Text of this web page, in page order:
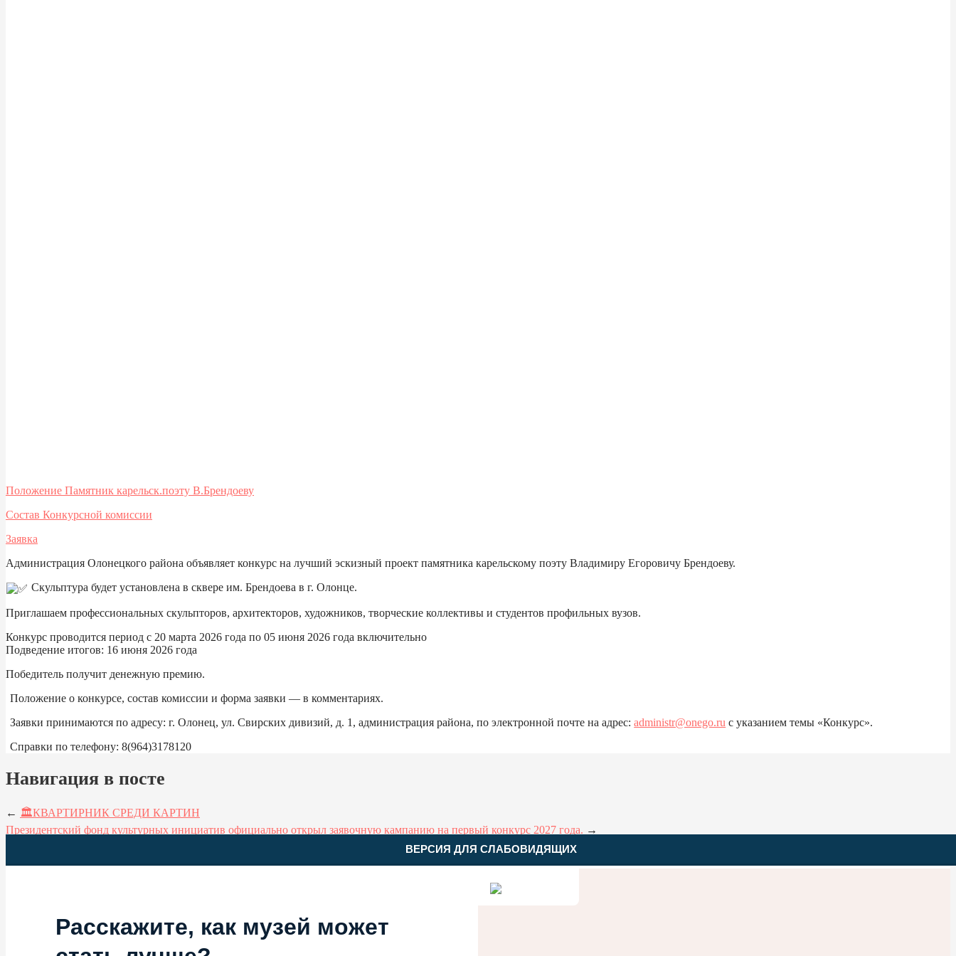
Положение Памятник карельск.поэту В.Брендоеву
Состав Конкурсной комиссии
Заявка
Администрация Олонецкого района объявляет конкурс на лучший эскизный проект памятника карельскому поэту Владимиру Егоровичу Брендоеву.
Скульптура будет установлена в сквере им. Брендоева в г. Олонце.
Приглашаем профессиональных скульпторов, архитекторов, художников, творческие коллективы и студентов профильных вузов.
Конкурс проводится период с 20 марта 2026 года по 05 июня 2026 года включительно
Подведение итогов: 16 июня 2026 года
Победитель получит денежную премию.
Положение о конкурсе, состав комиссии и форма заявки — в комментариях.
Заявки принимаются по адресу: г. Олонец, ул. Свирских дивизий, д. 1, администрация района, по электронной почте на адрес:administr@onego.ru с указанием темы «Конкурс».
Справки по телефону: 8(964)3178120
Навигация в посте
← 🏛КВАРТИРНИК СРЕДИ КАРТИН
Президентский фонд культурных инициатив официально открыл заявочную кампанию на первый конкурс 2027 года. →
ВЕРСИЯ ДЛЯ СЛАБОВИДЯЩИХ
Расскажите, как музей может